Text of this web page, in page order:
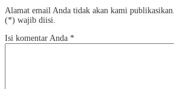
Alamat email Anda tidak akan kami
(*) wajib diisi.
Isi komentar Anda *